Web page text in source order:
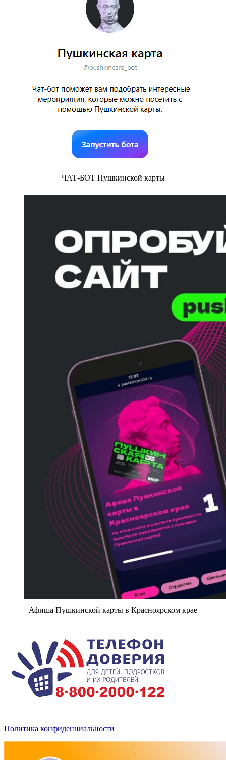
ЧАТ-БОТ Пушкинской карты
Афиша Пушкинской карты в Красноярском крае
Политика конфиденциальности